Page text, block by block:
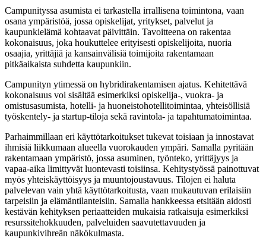
Campunityssa asumista ei tarkastella irrallisena toimintona, vaan
osana ympäristöä, jossa opiskelijat, yritykset, palvelut ja
kaupunkielämä kohtaavat päivittäin. Tavoitteena on rakentaa
kokonaisuus, joka houkuttelee erityisesti opiskelijoita, nuoria
osaajia, yrittäjiä ja kansainvälisiä toimijoita rakentamaan
pitkäaikaista suhdetta kaupunkiin.
Campunityn ytimessä on hybridirakentamisen ajatus. Kehitettävä
kokonaisuus voi sisältää esimerkiksi opiskelija-, vuokra- ja
omistusasumista, hotelli- ja huoneistohotellitoimintaa, yhteisöllisiä
työskentely- ja startup-tiloja sekä ravintola- ja tapahtumatoimintaa.
Parhaimmillaan eri käyttötarkoitukset tukevat toisiaan ja innostavat
ihmisiä liikkumaan alueella vuorokauden ympäri. Samalla pyritään
rakentamaan ympäristö, jossa asuminen, työnteko, yrittäjyys ja
vapaa-aika limittyvät luontevasti toisiinsa. Kehitystyössä painottuvat
myös yhteiskäyttöisyys ja muuntojoustavuus. Tilojen ei haluta
palvelevan vain yhtä käyttötarkoitusta, vaan mukautuvan erilaisiin
tarpeisiin ja elämäntilanteisiin. Samalla hankkeessa etsitään aidosti
kestävän kehityksen periaatteiden mukaisia ratkaisuja esimerkiksi
resurssitehokkuuden, palveluiden saavutettavuuden ja
kaupunkivihreän näkökulmasta.